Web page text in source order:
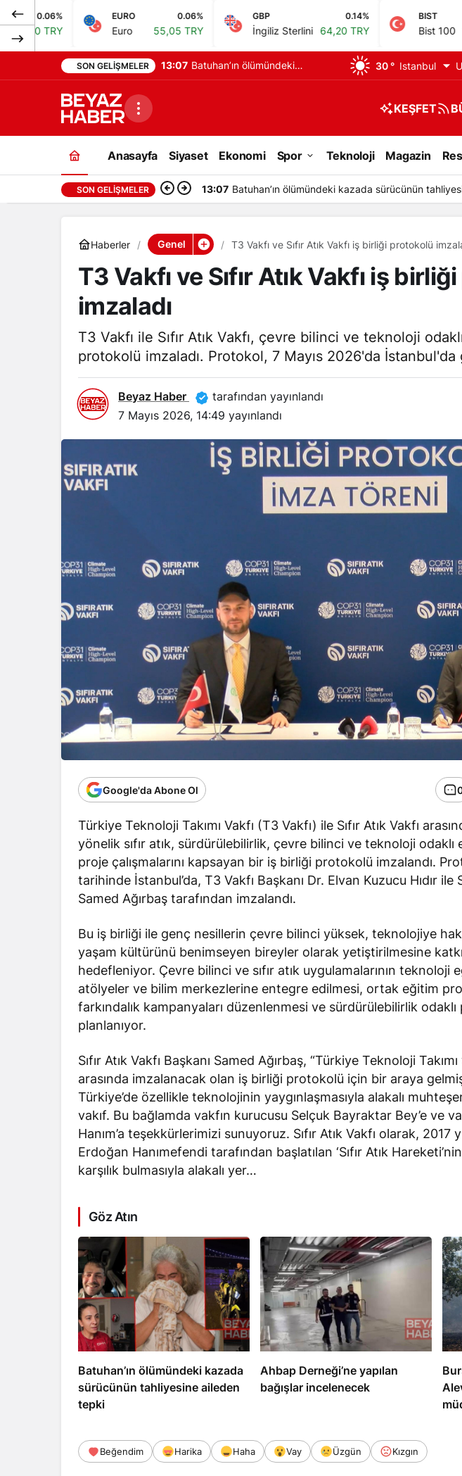
EURO 0.06%
Euro 55,05 TRY
GBP
İngiliz Sterlini 64,20 TRY
BIST 0.53%
Bist 100 13.775,36 TRY
SON GELIŞMELER 13:07 Batuhan’ın ölümündeki 30 ° Istanbul
KEŞFET
Anasayfa Siyaset Ekonomi Spor Teknoloji Magazin
SON GELIŞMELER 13:07 Batuhan’ın ölümündeki kazada sürücünün
Haberler Genel T3 Vakfı ve Sıfır Atık Vakfı iş birliği protokolü
T3 Vakfı ve Sıfır Atık Vakfı iş
imzaladı
T3 Vakfı ile Sıfır Atık Vakfı, çevre bilinci ve teknoloji
protokolü imzaladı. Protokol, 7 Mayıs 2026'da
Beyaz Haber
tarafından yayınlandı
7 Mayıs 2026, 14:49 yayınlandı
Google'da Abone Ol
Türkiye Teknoloji Takımı Vakfı (T3 Vakfı) ile Sıfır Atık Vakfı
yönelik sıfır atık, sürdürülebilirlik, çevre bilinci ve teknoloji odaklı
proje çalışmalarını kapsayan bir iş birliği protokolü imzalandı.
tarihinde İstanbul’da, T3 Vakfı Başkanı Dr. Elvan Kuzucu Hıdır ile
Samed Ağırbaş tarafından imzalandı.
Bu iş birliği ile genç nesillerin çevre bilinci yüksek, teknolojiye
yaşam kültürünü benimseyen bireyler olarak yetiştirilmesine
hedefleniyor. Çevre bilinci ve sıfır atık uygulamalarının teknoloji
atölyeler ve bilim merkezlerine entegre edilmesi, ortak eğitim
farkındalık kampanyaları düzenlenmesi ve sürdürülebilirlik
planlanıyor.
Sıfır Atık Vakfı Başkanı Samed Ağırbaş, “Türkiye Teknoloji Takımı
arasında imzalanacak olan iş birliği protokolü için bir araya
Türkiye’de özellikle teknolojinin yaygınlaşmasıyla alakalı
vakıf. Bu bağlamda vakfın kurucusu Selçuk Bayraktar Bey’e ve
Hanım’a teşekkürlerimizi sunuyoruz. Sıfır Atık Vakfı olarak, 2017
Erdoğan Hanımefendi tarafından başlatılan ‘Sıfır Atık
karşılık bulmasıyla alakalı yer…
Göz Atın
Batuhan’ın ölümündeki kazada
sürücünün tahliyesine aileden
tepki
Ahbap Derneği’ne yapılan
bağışlar incelenecek
Beğendim Harika Haha Vay Üzgün Kızgın